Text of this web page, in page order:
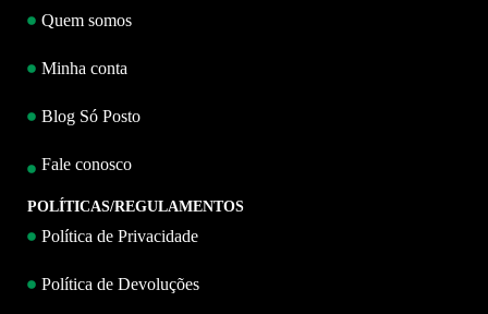
Quem somos
Minha conta
Blog Só Posto
Fale conosco
POLÍTICAS/REGULAMENTOS
Política de Privacidade
Política de Devoluções